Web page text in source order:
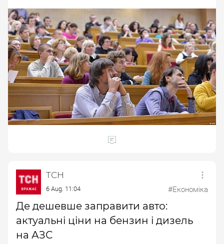
ТСН
6 Aug. 11:04 #Економіка
Де дешевше заправити авто:
актуальні ціни на бензин і дизель
на АЗС